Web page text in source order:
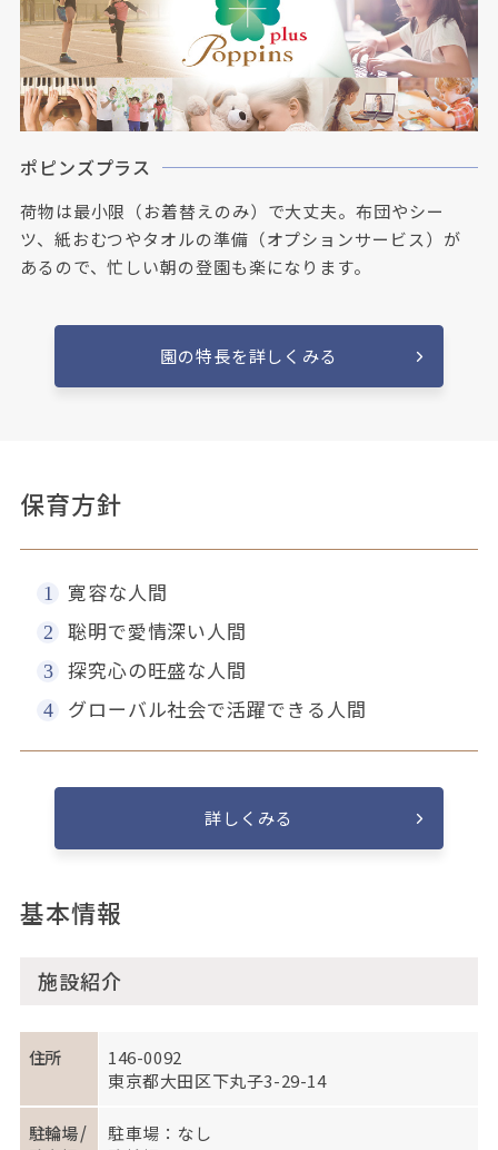
ポピンズプラス
荷物は最小限（お着替えのみ）で大丈夫。布団やシー
ツ、紙おむつやタオルの準備（オプションサービス）が
あるので、忙しい朝の登園も楽になります。
園の特長を詳しくみる
保育方針
寛容な人間
聡明で愛情深い人間
探究心の旺盛な人間
グローバル社会で活躍できる人間
詳しくみる
基本情報
施設紹介
住所
146-0092
東京都大田区下丸子3-29-14
駐輪場 /
駐車場：なし